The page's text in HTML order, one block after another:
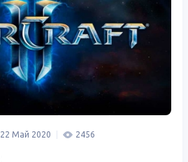
22 Май 2020 2456